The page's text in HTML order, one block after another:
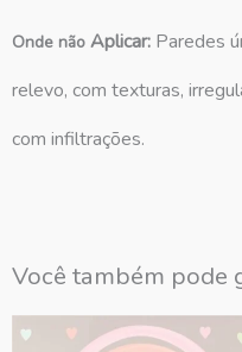
Onde não Aplicar: Paredes
relevo, com texturas,
com infiltrações.
Você também pode